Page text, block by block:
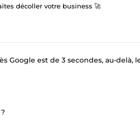
décoller votre business 🚀
Google est de 3 secondes, au-delà,